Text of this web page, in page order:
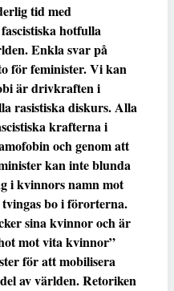
tid med
hotfulla
Enkla svar på
för feminister. Vi kan
är drivkraften i
rasistiska diskurs. Alla
krafterna i
och genom att
kan inte blunda
i kvinnors namn mot
bo i förorterna.
sina kvinnor och är
mot vita kvinnor”
för att mobilisera
av världen. Retoriken